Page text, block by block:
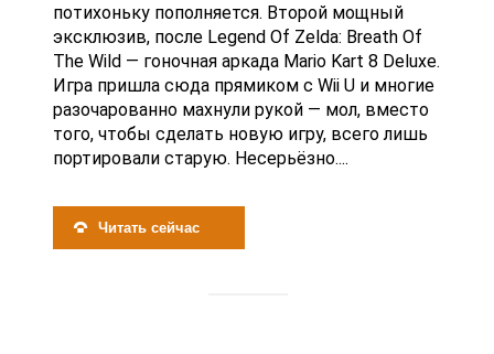
потихоньку пополняется. Второй мощный
эксклюзив, после Legend Of Zelda: Breath Of
The Wild — гоночная аркада Mario Kart 8 Deluxe.
Игра пришла сюда прямиком с Wii U и многие
разочарованно махнули рукой — мол, вместо
того, чтобы сделать новую игру, всего лишь
портировали старую. Несерьёзно....
Читать сейчас